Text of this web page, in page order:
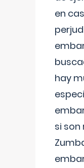
en
hay
si